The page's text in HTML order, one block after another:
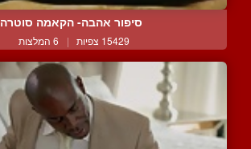
סיפור אהבה- הקאמה סוטרה
15429 צפיות | 6 המלצות